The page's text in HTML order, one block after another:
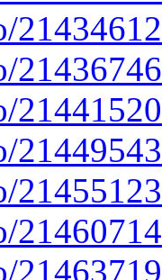
21434612
21436746
21441520
21449543
21455123
21460714
21463719